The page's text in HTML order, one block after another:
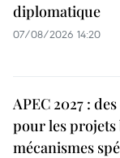
diplomatique
07/08/2026 14:20
APEC 2027 :
pour les
mécanismes